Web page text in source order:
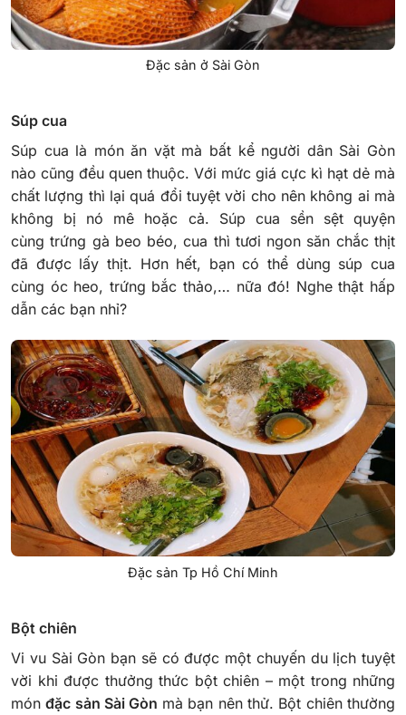
Đặc sản ở Sài Gòn
Súp cua
Súp cua là món ăn vặt mà bất kể người dân Sài Gòn
nào cũng đều quen thuộc. Với mức giá cực kì hạt dẻ mà
chất lượng thì lại quá đổi tuyệt vời cho nên không ai mà
không bị nó mê hoặc cả. Súp cua sền sệt quyện
cùng trứng gà beo béo, cua thì tươi ngon săn chắc thịt
đã được lấy thịt. Hơn hết, bạn có thể dùng súp cua
cùng óc heo, trứng bắc thảo,… nữa đó! Nghe thật hấp
dẫn các bạn nhỉ?
Đặc sản Tp Hồ Chí Minh
Bột chiên
Vi vu Sài Gòn bạn sẽ có được một chuyến du lịch tuyệt
vời khi được thưởng thức bột chiên – một trong những
mónđặc sản Sài Gòn mà bạn nên thử. Bột chiên thường